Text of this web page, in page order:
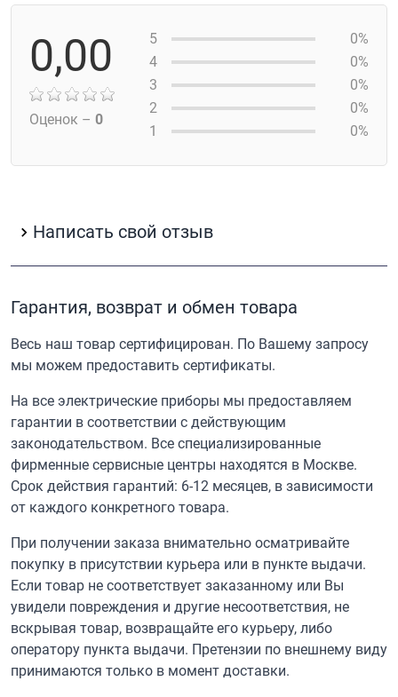
0,00
Оценок – 0
5
0%
4
0%
3
0%
2
0%
1
0%
Написать свой отзыв
Гарантия, возврат и обмен товара
Весь наш товар сертифицирован. По Вашему запросу
мы можем предоставить сертификаты.
На все электрические приборы мы предоставляем
гарантии в соответствии с действующим
законодательством. Все специализированные
фирменные сервисные центры находятся в Москве.
Срок действия гарантий: 6-12 месяцев, в зависимости
от каждого конкретного товара.
При получении заказа внимательно осматривайте
покупку в присутствии курьера или в пункте выдачи.
Если товар не соответствует заказанному или Вы
увидели повреждения и другие несоответствия, не
вскрывая товар, возвращайте его курьеру, либо
оператору пункта выдачи. Претензии по внешнему виду
принимаются только в момент доставки.